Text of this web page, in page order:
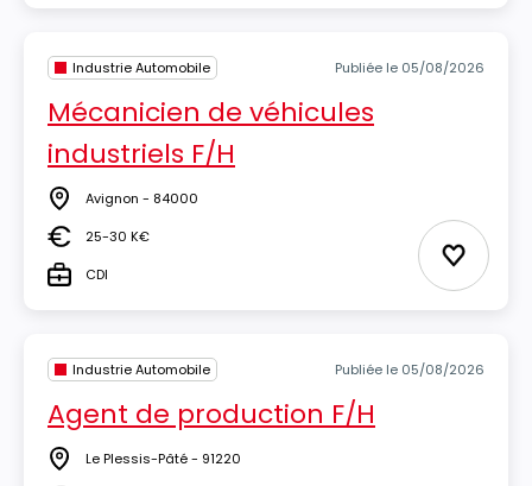
Industrie Automobile Publiée le 05/08/2026
Mécanicien de véhicules
industriels F/H
Lieu Avignon - 84000
Salaire25-30 K€
TypeCDI Ajouter
Industrie Automobile Publiée le 05/08/2026
Agent de production F/H
Lieu Le Plessis-Pâté - 91220